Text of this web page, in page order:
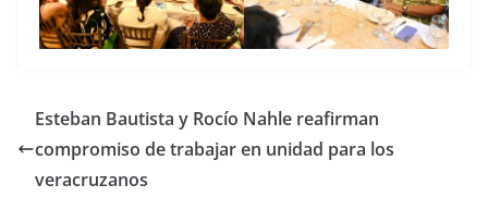
Esteban Bautista y Rocío Nahle reafirman
compromiso de trabajar en unidad para los
veracruzanos